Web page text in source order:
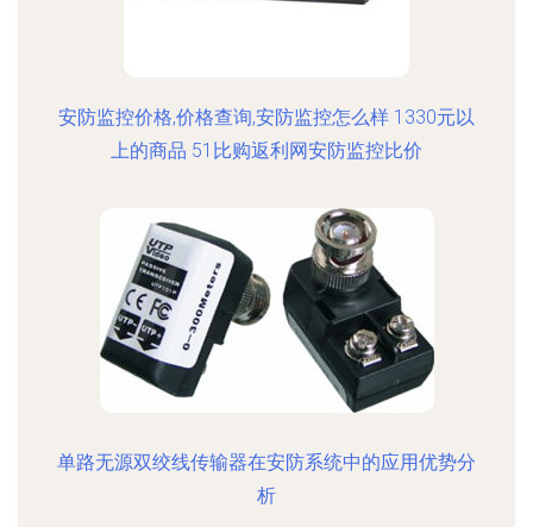
安防监控价格,价格查询,安防监控怎么样 1330元以
上的商品 51比购返利网安防监控比价
单路无源双绞线传输器在安防系统中的应用优势分
析